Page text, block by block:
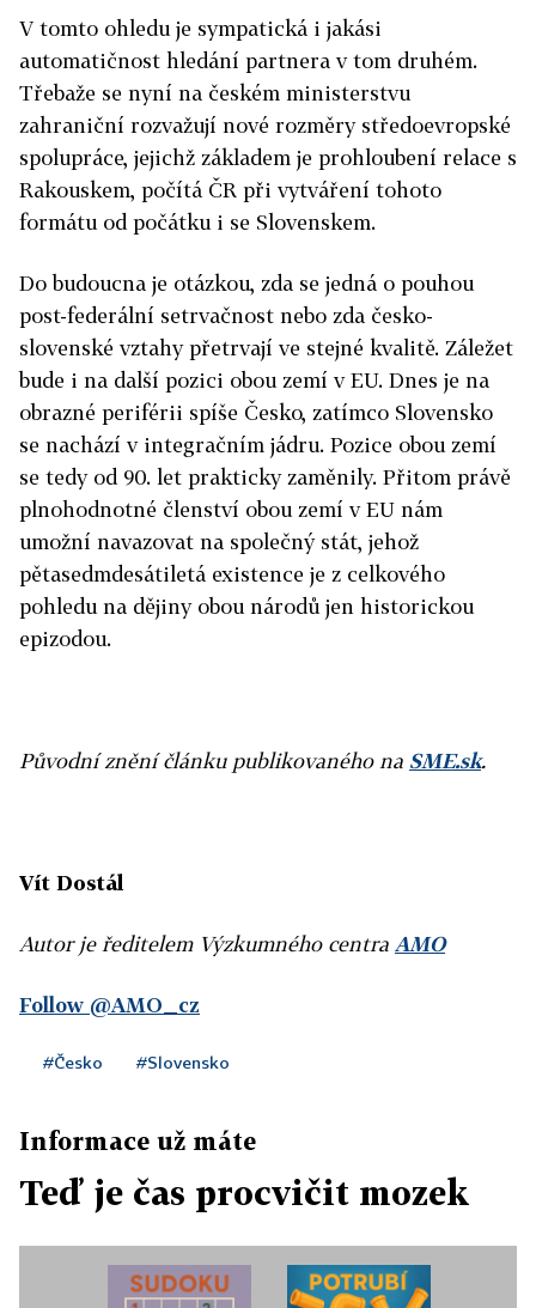
V tomto ohledu je sympatická i jakási
automatičnost hledání partnera v tom druhém.
Třebaže se nyní na českém ministerstvu
zahraniční rozvažují nové rozměry středoevropské
spolupráce, jejichž základem je prohloubení relace s
Rakouskem, počítá ČR při vytváření tohoto
formátu od počátku i se Slovenskem.
Do budoucna je otázkou, zda se jedná o pouhou
post-federální setrvačnost nebo zda česko-
slovenské vztahy přetrvají ve stejné kvalitě. Záležet
bude i na další pozici obou zemí v EU. Dnes je na
obrazné periférii spíše Česko, zatímco Slovensko
se nachází v integračním jádru. Pozice obou zemí
se tedy od 90. let prakticky zaměnily. Přitom právě
plnohodnotné členství obou zemí v EU nám
umožní navazovat na společný stát, jehož
pětasedmdesátiletá existence je z celkového
pohledu na dějiny obou národů jen historickou
epizodou.
Původní znění článku publikovaného na SME.sk.
Vít Dostál
Autor je ředitelem Výzkumného centra AMO
Follow @AMO_cz
#Česko #Slovensko
Informace už máte
Teď je čas procvičit mozek